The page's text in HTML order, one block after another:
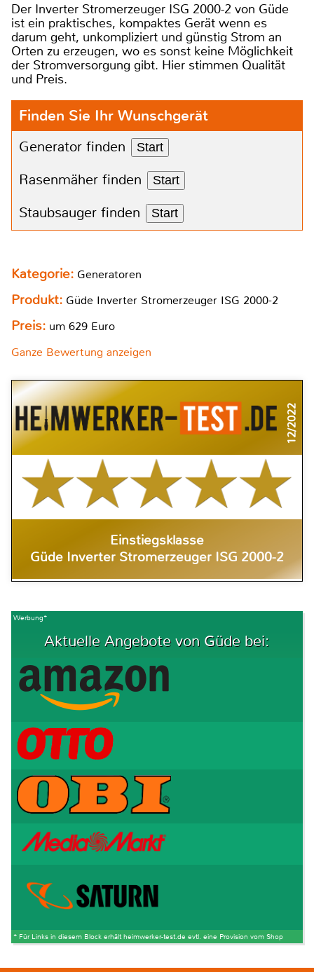
Der Inverter Stromerzeuger ISG 2000-2 von Güde
ist ein praktisches, kompaktes Gerät wenn es
darum geht, unkompliziert und günstig Strom an
Orten zu erzeugen, wo es sonst keine Möglichkeit
der Stromversorgung gibt. Hier stimmen Qualität
und Preis.
Finden Sie Ihr Wunschgerät
Generator finden Start
Rasenmäher finden Start
Staubsauger finden Start
Kategorie: Generatoren
Produkt: Güde Inverter Stromerzeuger ISG 2000-2
Preis: um 629 Euro
Ganze Bewertung anzeigen
12/2022
Einstiegsklasse
Güde Inverter Stromerzeuger ISG 2000-2
Werbung*
Aktuelle Angebote von Güde bei:
* Für Links in diesem Block erhält heimwerker-test.de evtl. eine Provision vom Shop